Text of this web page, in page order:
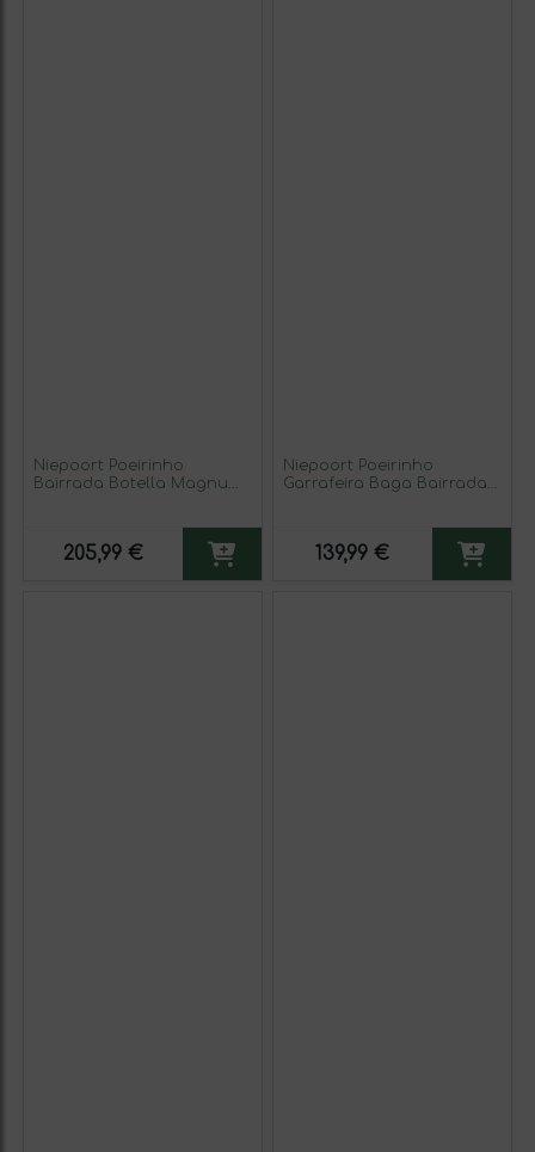
Niepoort Poeirinho
Bairrada Botella Magnum
205,99 €
Niepoort Poeirinho
Garrafeira Baga Bairrada
139,99 €